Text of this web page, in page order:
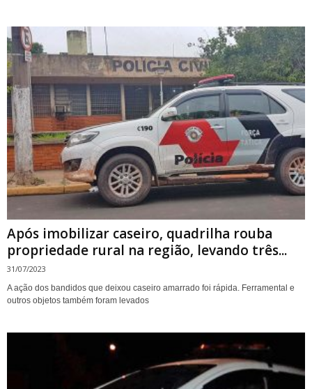
Após imobilizar caseiro, quadrilha rouba
propriedade rural na região, levando três...
31/07/2023
A ação dos bandidos que deixou caseiro amarrado foi rápida. Ferramental e
outros objetos também foram levados